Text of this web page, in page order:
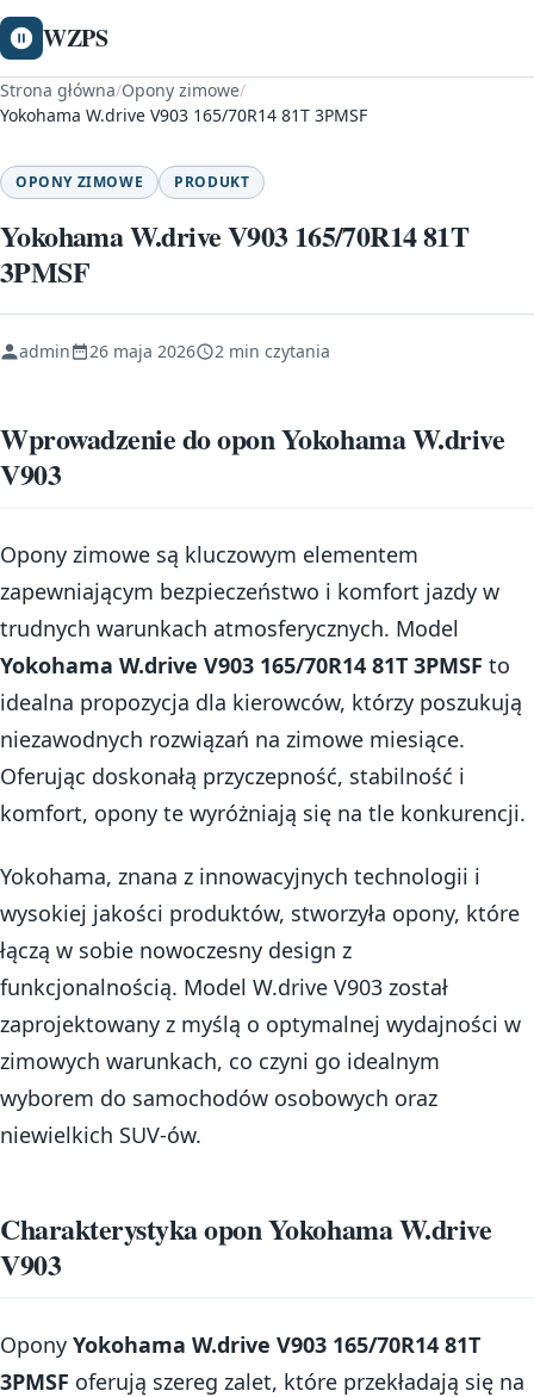
WZPS
Strona główna/Opony zimowe/
Yokohama W.drive V903 165/70R14 81T 3PMSF
OPONY ZIMOWE PRODUKT
Yokohama W.drive V903 165/70R14 81T
3PMSF
admin 26 maja 2026 2 min czytania
Wprowadzenie do opon Yokohama W.drive
V903
Opony zimowe są kluczowym elementem
zapewniającym bezpieczeństwo i komfort jazdy w
trudnych warunkach atmosferycznych. Model
Yokohama W.drive V903 165/70R14 81T 3PMSF to
idealna propozycja dla kierowców, którzy poszukują
niezawodnych rozwiązań na zimowe miesiące.
Oferując doskonałą przyczepność, stabilność i
komfort, opony te wyróżniają się na tle konkurencji.
Yokohama, znana z innowacyjnych technologii i
wysokiej jakości produktów, stworzyła opony, które
łączą w sobie nowoczesny design z
funkcjonalnością. Model W.drive V903 został
zaprojektowany z myślą o optymalnej wydajności w
zimowych warunkach, co czyni go idealnym
wyborem do samochodów osobowych oraz
niewielkich SUV-ów.
Charakterystyka opon Yokohama W.drive
V903
Opony Yokohama W.drive V903 165/70R14 81T
3PMSF oferują szereg zalet, które przekładają się na